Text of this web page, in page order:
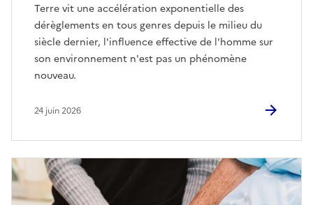
Terre vit une accélération exponentielle des
dérèglements en tous genres depuis le milieu du
siècle dernier, l'influence effective de l'homme sur
son environnement n'est pas un phénomène
nouveau.
24 juin 2026